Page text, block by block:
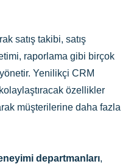
satış takibi, satış
raporlama gibi birçok
Yenilikçi CRM
kolaylaştıracak özellikler
müşterilerine daha fazla
departmanları,